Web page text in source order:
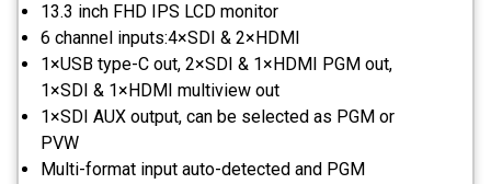
13.3 inch FHD IPS LCD monitor
6 channel inputs:4×SDI & 2×HDMI
1×USB type-C out, 2×SDI & 1×HDMI PGM out,
1×SDI & 1×HDMI multiview out
1×SDI AUX output, can be selected as PGM or
PVW
Multi-format input auto-detected and PGM